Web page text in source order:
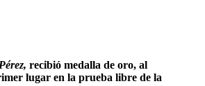
recibió medalla de oro, al
lugar en la prueba libre de la